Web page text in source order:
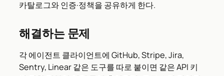
카탈로그와 인증·정책을 공유하게 한다.
해결하는 문제
각 에이전트 클라이언트에 GitHub, Stripe, Jira,
Sentry, Linear 같은 도구를 따로 붙이면 같은 API 키